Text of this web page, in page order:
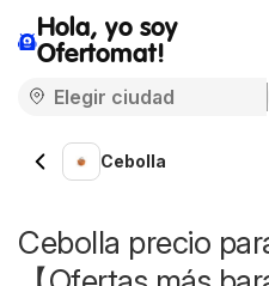
Hola, yo soy
Ofertomat!
Cebolla
Cebolla precio